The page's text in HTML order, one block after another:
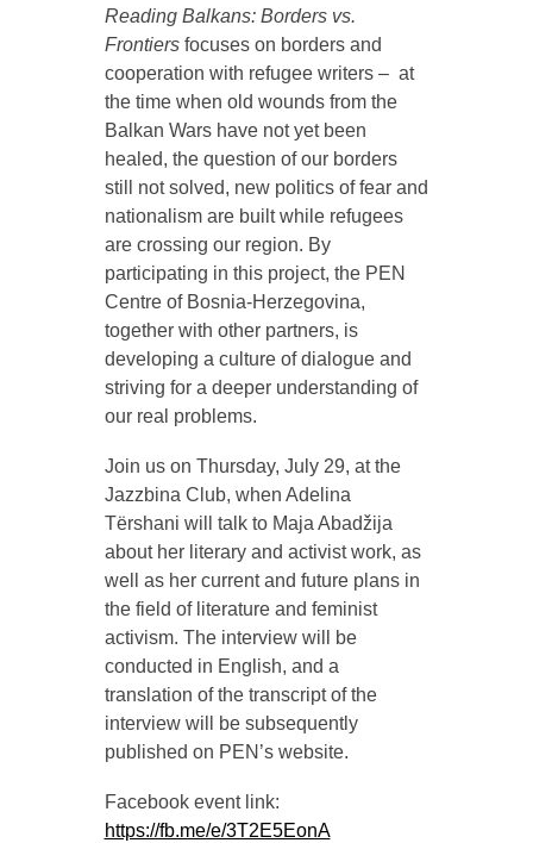
Reading Balkans: Borders vs.
Frontiersfocuses on borders and
cooperation with refugee writers – at
the time when old wounds from the
Balkan Wars have not yet been
healed, the question of our borders
still not solved, new politics of fear and
nationalism are built while refugees
are crossing our region. By
participating in this project, the PEN
Centre of Bosnia-Herzegovina,
together with other partners, is
developing a culture of dialogue and
striving for a deeper understanding of
our real problems.
Join us on Thursday, July 29, at the
Jazzbina Club, when Adelina
Tërshani will talk to Maja Abadžija
about her literary and activist work, as
well as her current and future plans in
the field of literature and feminist
activism. The interview will be
conducted in English, and a
translation of the transcript of the
interview will be subsequently
published on PEN’s website.
Facebook event link:
https://fb.me/e/3T2E5EonA